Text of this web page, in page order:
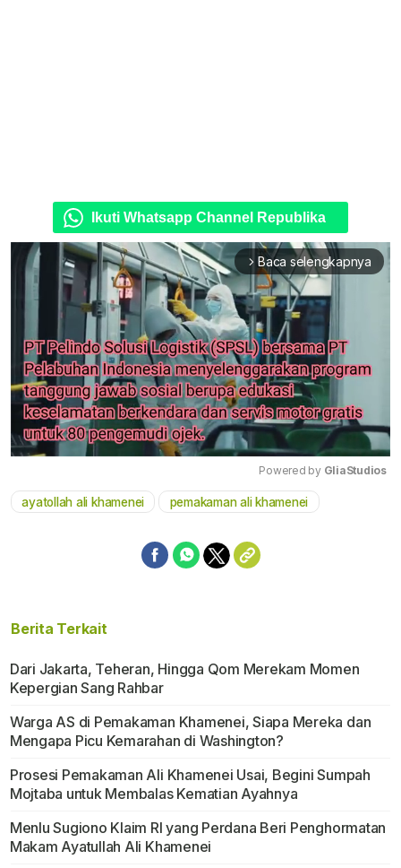
Ikuti Whatsapp Channel Republika
arrow_forward_ios Baca selengkapnya
Powered by GliaStudios
ayatollah ali khamenei pemakaman ali khamenei
Berita Terkait
Dari Jakarta, Teheran, Hingga Qom Merekam Momen
Kepergian Sang Rahbar
Warga AS di Pemakaman Khamenei, Siapa Mereka dan
Mengapa Picu Kemarahan di Washington?
Prosesi Pemakaman Ali Khamenei Usai, Begini Sumpah
Mojtaba untuk Membalas Kematian Ayahnya
Menlu Sugiono Klaim RI yang Perdana Beri Penghormatan
Makam Ayatullah Ali Khamenei